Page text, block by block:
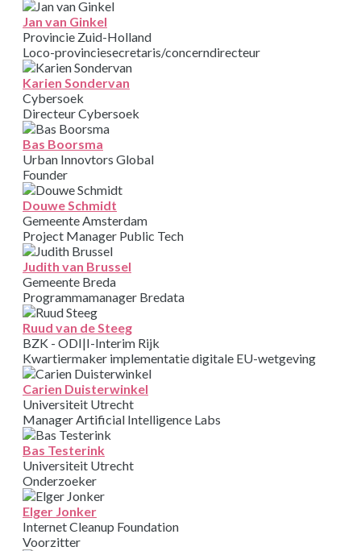
Jan van Ginkel
Provincie Zuid-Holland
Loco-provinciesecretaris/concerndirecteur
Karien Sondervan
Cybersoek
Directeur Cybersoek
Bas Boorsma
Urban Innovtors Global
Founder
Douwe Schmidt
Gemeente Amsterdam
Project Manager Public Tech
Judith van Brussel
Gemeente Breda
Programmamanager Bredata
Ruud van de Steeg
BZK - ODI|I-Interim Rijk
Kwartiermaker implementatie digitale EU-wetgeving
Carien Duisterwinkel
Universiteit Utrecht
Manager Artificial Intelligence Labs
Bas Testerink
Universiteit Utrecht
Onderzoeker
Elger Jonker
Internet Cleanup Foundation
Voorzitter